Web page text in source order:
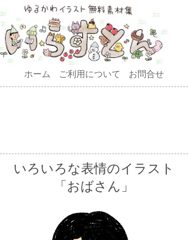
ホーム ご利用について お問合せ
いろいろな表情のイラスト
「おばさん」